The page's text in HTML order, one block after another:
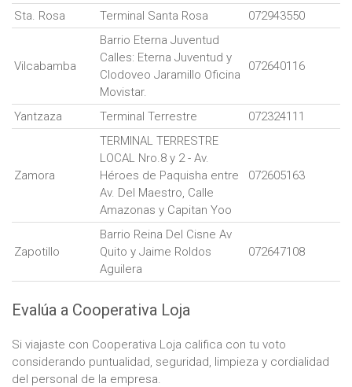
Sta. Rosa Terminal Santa Rosa 072943550
Vilcabamba
Barrio Eterna Juventud
Calles: Eterna Juventud y
Clodoveo Jaramillo Oficina
Movistar.
072640116
Yantzaza Terminal Terrestre 072324111
Zamora
TERMINAL TERRESTRE
LOCAL Nro.8 y 2 - Av.
Héroes de Paquisha entre
Av. Del Maestro, Calle
Amazonas y Capitan Yoo
072605163
Zapotillo
Barrio Reina Del Cisne Av
Quito y Jaime Roldos
Aguilera
072647108
Evalúa a Cooperativa Loja
Si viajaste con Cooperativa Loja califica con tu voto
considerando puntualidad, seguridad, limpieza y cordialidad
del personal de la empresa.